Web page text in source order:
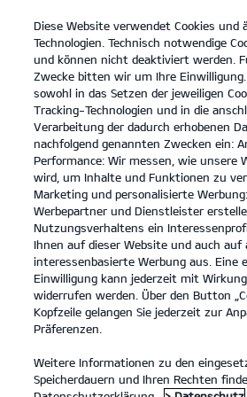
open
menu
UNSER AUTOHAUS
UNSER AUTOHAUS
Unser Autohaus
Diese Website verwendet Cookies und
Technologien. Technisch notwendige
und können nicht deaktiviert werden.
Zwecke bitten wir um Ihre
sowohl in das Setzen der jeweiligen
Tracking-Technologien und in die
Verarbeitung der dadurch erhobenen
nachfolgend genannten Zwecken ein:
Performance: Wir messen, wie unsere
wird, um Inhalte und Funktionen zu
Marketing und personalisierte
Werbepartner und Dienstleister
Nutzungsverhaltens ein
Ihnen auf dieser Website und auch auf
interessenbasierte Werbung aus. Eine
Einwilligung kann jederzeit mit
widerrufen werden. Über den Button
Kopfzeile gelangen Sie jederzeit zur
Präferenzen.
Weitere Informationen zu den
Speicherdauern und Ihren Rechten